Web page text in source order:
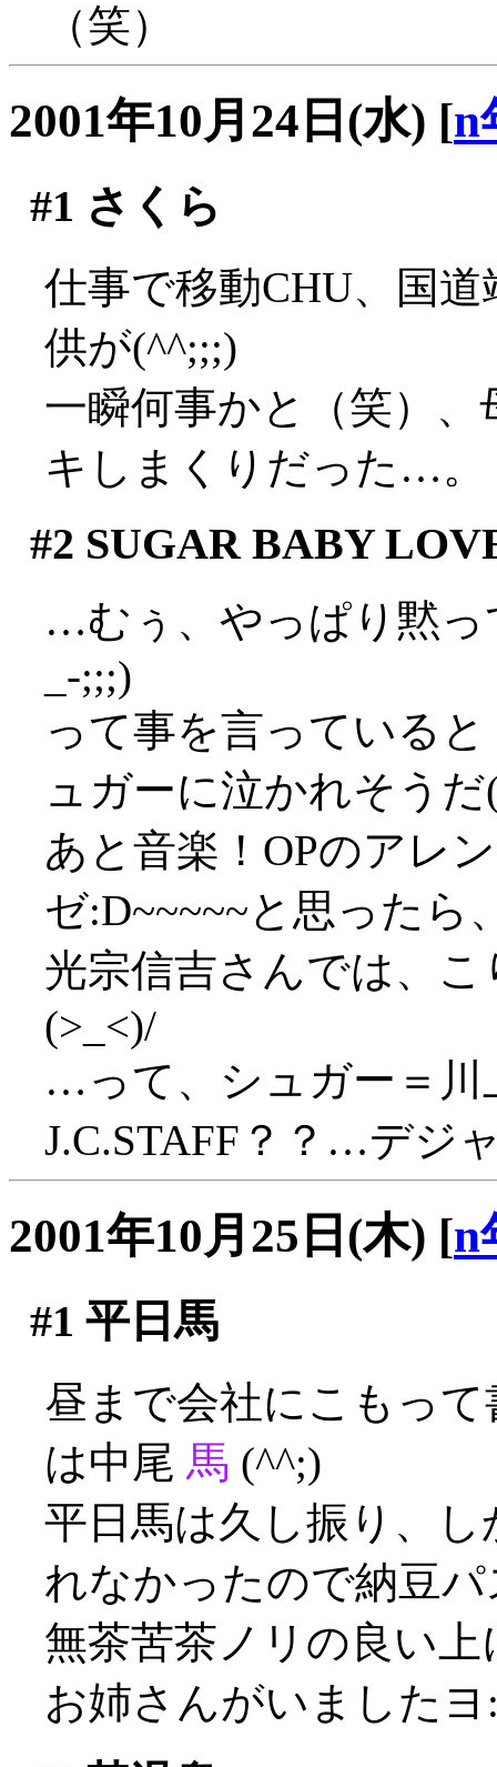
（笑）
2001年10月24日(水) [n
#1 さくら
仕事で移動CHU、国
供が(^^;;;)
一瞬何事かと（笑）
キしまくりだった…。
#2 SUGAR BABY
…むぅ、やっぱり黙っ
_-;;;)
って事を言っていると
ュガーに泣かれそうだ
あと音楽！OPのアレ
ゼ:D~~~~~と思ったら
光宗信吉さんでは、
(>_<)/
…って、シュガー＝川
J.C.STAFF？？…デジ
2001年10月25日(木) [n
#1 平日馬
昼まで会社にこもっ
は中尾 馬 (^^;)
平日馬は久し振り、
れなかったので納豆
無茶苦茶ノリの良い
お姉さんがいましたヨ